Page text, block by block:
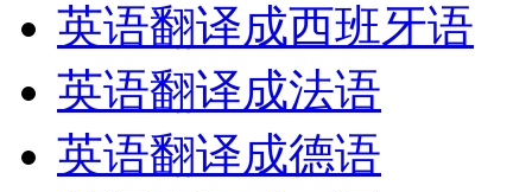
英语翻译成西班牙语
英语翻译成法语
英语翻译成德语